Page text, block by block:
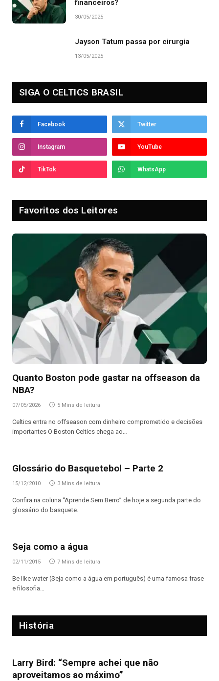
financeiros?
30/05/2025
Jayson Tatum passa por cirurgia
13/05/2025
SIGA O CELTICS BRASIL
Facebook Twitter
Instagram YouTube
TikTok WhatsApp
Favoritos dos Leitores
Quanto Boston pode gastar na offseason da
NBA?
07/05/2026 5 Mins de leitura
Celtics entra no offseason com dinheiro comprometido e decisões
importantes O Boston Celtics chega ao…
Glossário do Basquetebol – Parte 2
15/12/2010 3 Mins de leitura
Confira na coluna “Aprende Sem Berro” de hoje a segunda parte do
glossário do basquete.
Seja como a água
02/11/2015 7 Mins de leitura
Be like water (Seja como a água em português) é uma famosa frase
e filosofia…
História
Larry Bird: “Sempre achei que não
aproveitamos ao máximo”